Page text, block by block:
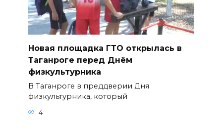
Новая площадка ГТО открылась в
Таганроге перед Днём
физкультурника
В Таганроге в преддверии Дня
физкультурника, который
4